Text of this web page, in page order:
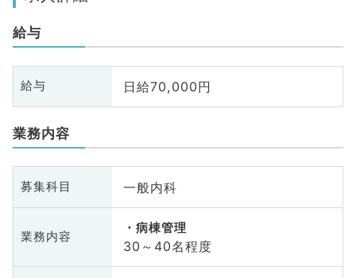
給与
給与 日給70,000円
業務内容
募集科目 一般内科
業務内容
病棟管理
30～40名程度